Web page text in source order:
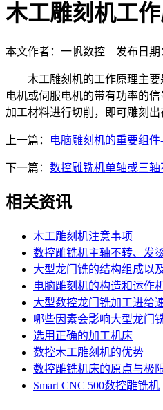
木工雕刻机工
本文作者：一帆数控 发布日期
木工雕刻机的工作原理主要是
电机或伺服电机的带有功率的
加工材料进行切削，即可雕刻
上一篇： 电脑雕刻机的重要组
下一篇： 数控雕铣机单轴或三
相关资讯
木工雕刻机注意事项
数控雕铣机主轴不转、发
大型龙门铣的结构组成以
电脑雕刻机的构造和运作
大型数控龙门铣加工进给
哪些因素会影响大型龙门
选用正确的加工机床
数控木工雕刻机的优势
数控雕铣机床的原点与极
Smart CNC 500数控雕铣机